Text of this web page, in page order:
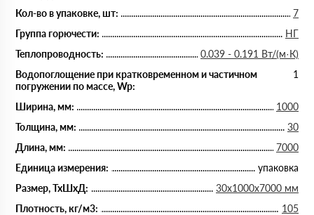
Кол-во в упаковке, шт:
7
Группа горючести:
НГ
Теплопроводность:
0.039 - 0.191 Вт/(м·К)
Водопоглощение при кратковременном и частичном
погружении по массе, Wp:
1
Ширина, мм:
1000
Толщина, мм:
30
Длина, мм:
7000
Единица измерения:
упаковка
Размер, ТхШхД:
30х1000х7000 мм
Плотность, кг/м3:
105